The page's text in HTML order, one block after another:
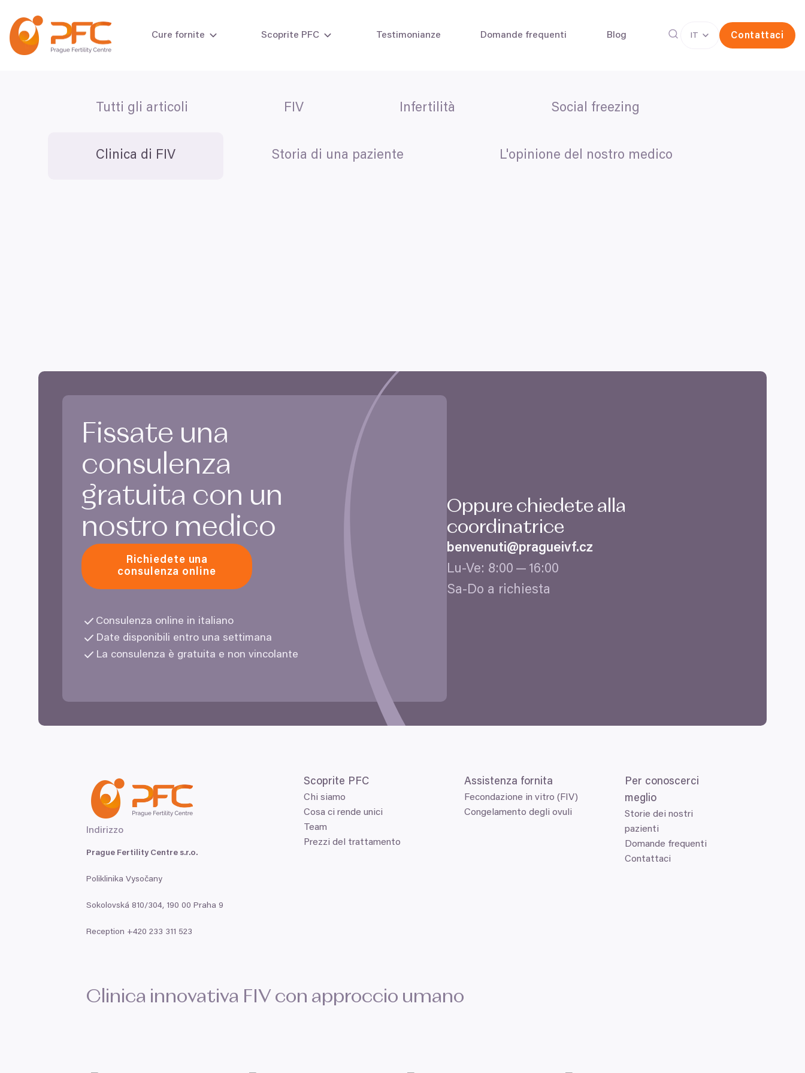
Cure fornite
FIV con ovodonazione
Scoprite PFC Testimonianze Domande frequenti Blog IT Contattaci
Tutti gli articoli FIV Infertilità Social freezing
Clinica di FIV Storia di una paziente L'opinione del nostro medico
Fissate una
consulenza
gratuita con un
nostro medico
Richiedete una
consulenza online
Consulenza online in italiano
Date disponibili entro una settimana
La consulenza è gratuita e non vincolante
Oppure chiedete alla
coordinatrice
benvenuti@​pragueivf.​cz
Lu-Ve: 8:00 — 16:00
Sa-Do a richiesta
Indirizzo
Prague Fertility Centre s.r.o.
Poliklinika Vysočany
Sokolovská 810/304, 190 00 Praha 9
Reception +420 233 311 523
Scoprite PFC
Chi siamo
Cosa ci rende unici
Team
Prezzi del trattamento
Assistenza fornita
Fecondazione in vitro (FIV)
Congelamento degli ovuli
Per conoscerci
meglio
Storie dei nostri
pazienti
Domande frequenti
Contattaci
Clinica innovativa FIV con approccio umano